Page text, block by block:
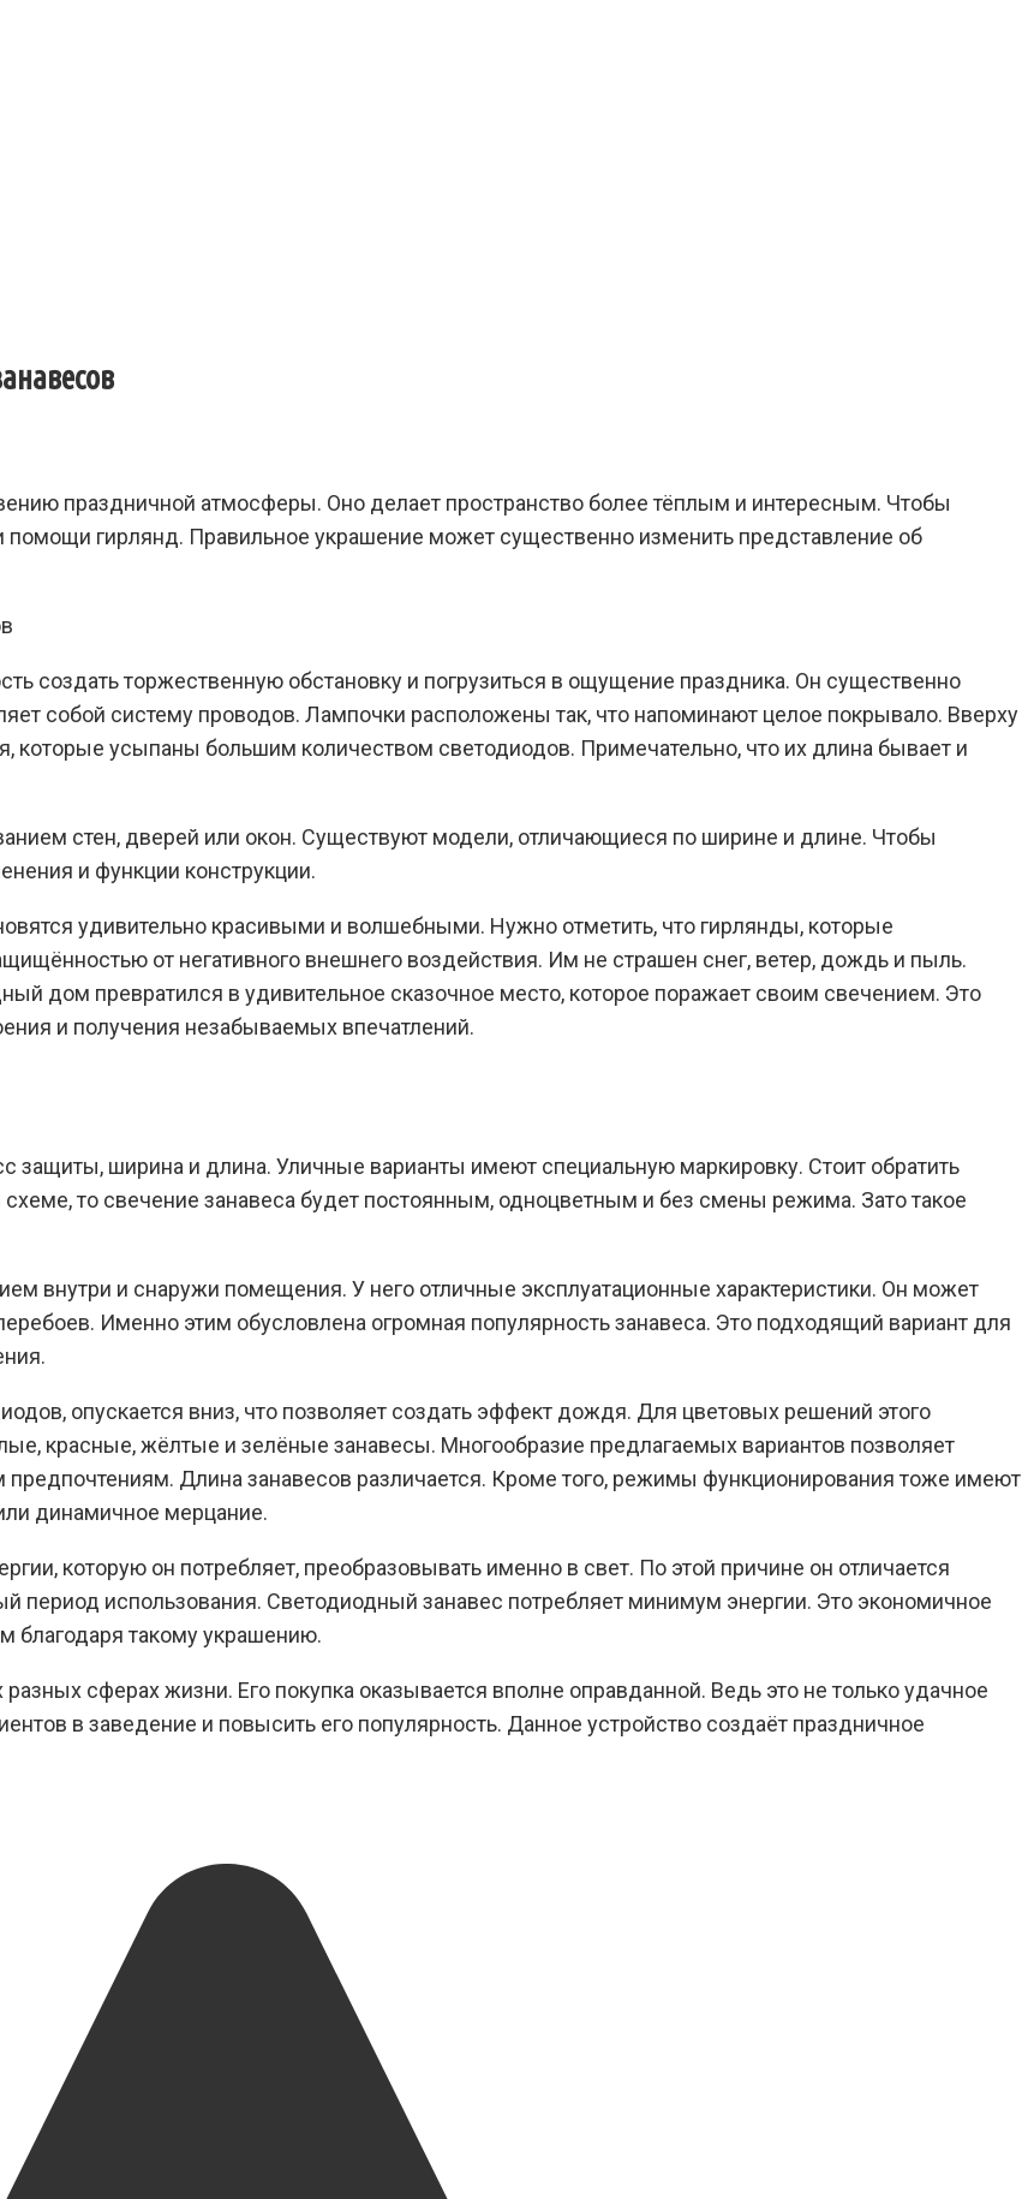
праздничной атмосферы. Оно делает пространство более тёплым и интересным. Чтобы
помощи гирлянд. Правильное украшение может существенно изменить представление об
создать торжественную обстановку и погрузиться в ощущение праздника. Он существенно
собой систему проводов. Лампочки расположены так, что напоминают целое покрывало. Вверху
которые усыпаны большим количеством светодиодов. Примечательно, что их длина бывает и
стен, дверей или окон. Существуют модели, отличающиеся по ширине и длине. Чтобы
и функции конструкции.
удивительно красивыми и волшебными. Нужно отметить, что гирлянды, которые
от негативного внешнего воздействия. Им не страшен снег, ветер, дождь и пыль.
дом превратился в удивительное сказочное место, которое поражает своим свечением. Это
и получения незабываемых впечатлений.
защиты, ширина и длина. Уличные варианты имеют специальную маркировку. Стоит обратить
схеме, то свечение занавеса будет постоянным, одноцветным и без смены режима. Зато такое
внутри и снаружи помещения. У него отличные эксплуатационные характеристики. Он может
Именно этим обусловлена огромная популярность занавеса. Это подходящий вариант для
опускается вниз, что позволяет создать эффект дождя. Для цветовых решений этого
красные, жёлтые и зелёные занавесы. Многообразие предлагаемых вариантов позволяет
Длина занавесов различается. Кроме того, режимы функционирования тоже имеют
динамичное мерцание.
которую он потребляет, преобразовывать именно в свет. По этой причине он отличается
период использования. Светодиодный занавес потребляет минимум энергии. Это экономичное
такому украшению.
сферах жизни. Его покупка оказывается вполне оправданной. Ведь это не только удачное
в заведение и повысить его популярность. Данное устройство создаёт праздничное